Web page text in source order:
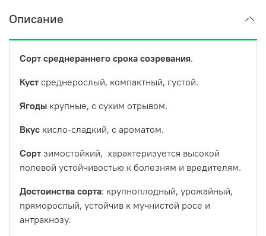
Описание
Сорт среднераннего срока созревания.
Куст среднерослый, компактный, густой.
Ягоды крупные, с сухим отрывом.
Вкус кисло-сладкий, с ароматом.
Сорт зимостойкий, характеризуется высокой
полевой устойчивостью к болезням и вредителям.
Достоинства сорта: крупноплодный, урожайный,
пряморослый, устойчив к мучнистой росе и
антракнозу.